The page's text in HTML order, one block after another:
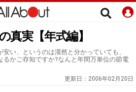
真実【年式編】
い、というのは漠然と分かっていても、
るかご存知ですか?なんと年間万単位の節電
更新日： 2006年02月20日